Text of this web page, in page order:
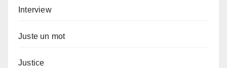
Interview
Juste un mot
Justice